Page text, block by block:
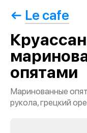
Le cafe
опятами
Маринованные
рукола, грецкий